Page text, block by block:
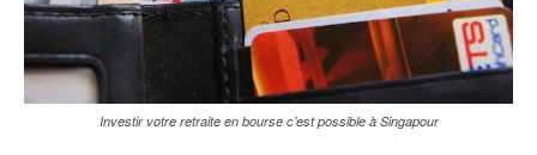
Investir votre retraite en bourse c’est possible à Singapour